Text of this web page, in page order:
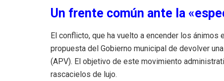
Un frente común ante la
El conflicto, que ha vuelto a encender los
propuesta del Gobierno municipal de devolver
(APV). El objetivo de este movimiento
rascacielos de lujo.